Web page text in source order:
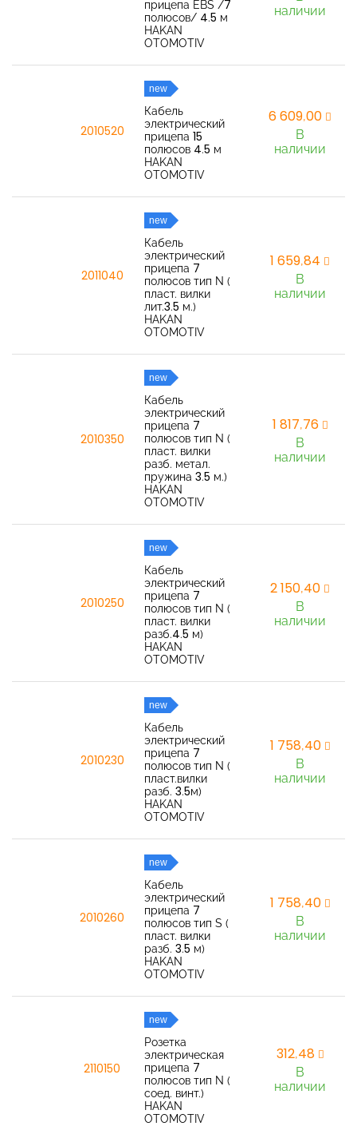
прицепа EBS /7
полюсов/ 4.5 м
HAKAN
OTOMOTIV
наличии
2010520
new
Кабель
электрический
прицепа 15
полюсов 4.5 м
HAKAN
OTOMOTIV
6 609,00
В
наличии
2011040
new
Кабель
электрический
прицепа 7
полюсов тип N (
пласт. вилки
лит.3.5 м.)
HAKAN
OTOMOTIV
1 659,84
В
наличии
2010350
new
Кабель
электрический
прицепа 7
полюсов тип N (
пласт. вилки
разб. метал.
пружина 3.5 м.)
HAKAN
OTOMOTIV
1 817,76
В
наличии
2010250
new
Кабель
электрический
прицепа 7
полюсов тип N (
пласт. вилки
разб.4.5 м)
HAKAN
OTOMOTIV
2 150,40
В
наличии
2010230
new
Кабель
электрический
прицепа 7
полюсов тип N (
пласт.вилки
разб. 3.5м)
HAKAN
OTOMOTIV
1 758,40
В
наличии
2010260
new
Кабель
электрический
прицепа 7
полюсов тип S (
пласт. вилки
разб. 3.5 м)
HAKAN
OTOMOTIV
1 758,40
В
наличии
2110150
new
Розетка
электрическая
прицепа 7
полюсов тип N (
соед. винт.)
HAKAN
OTOMOTIV
312,48
В
наличии